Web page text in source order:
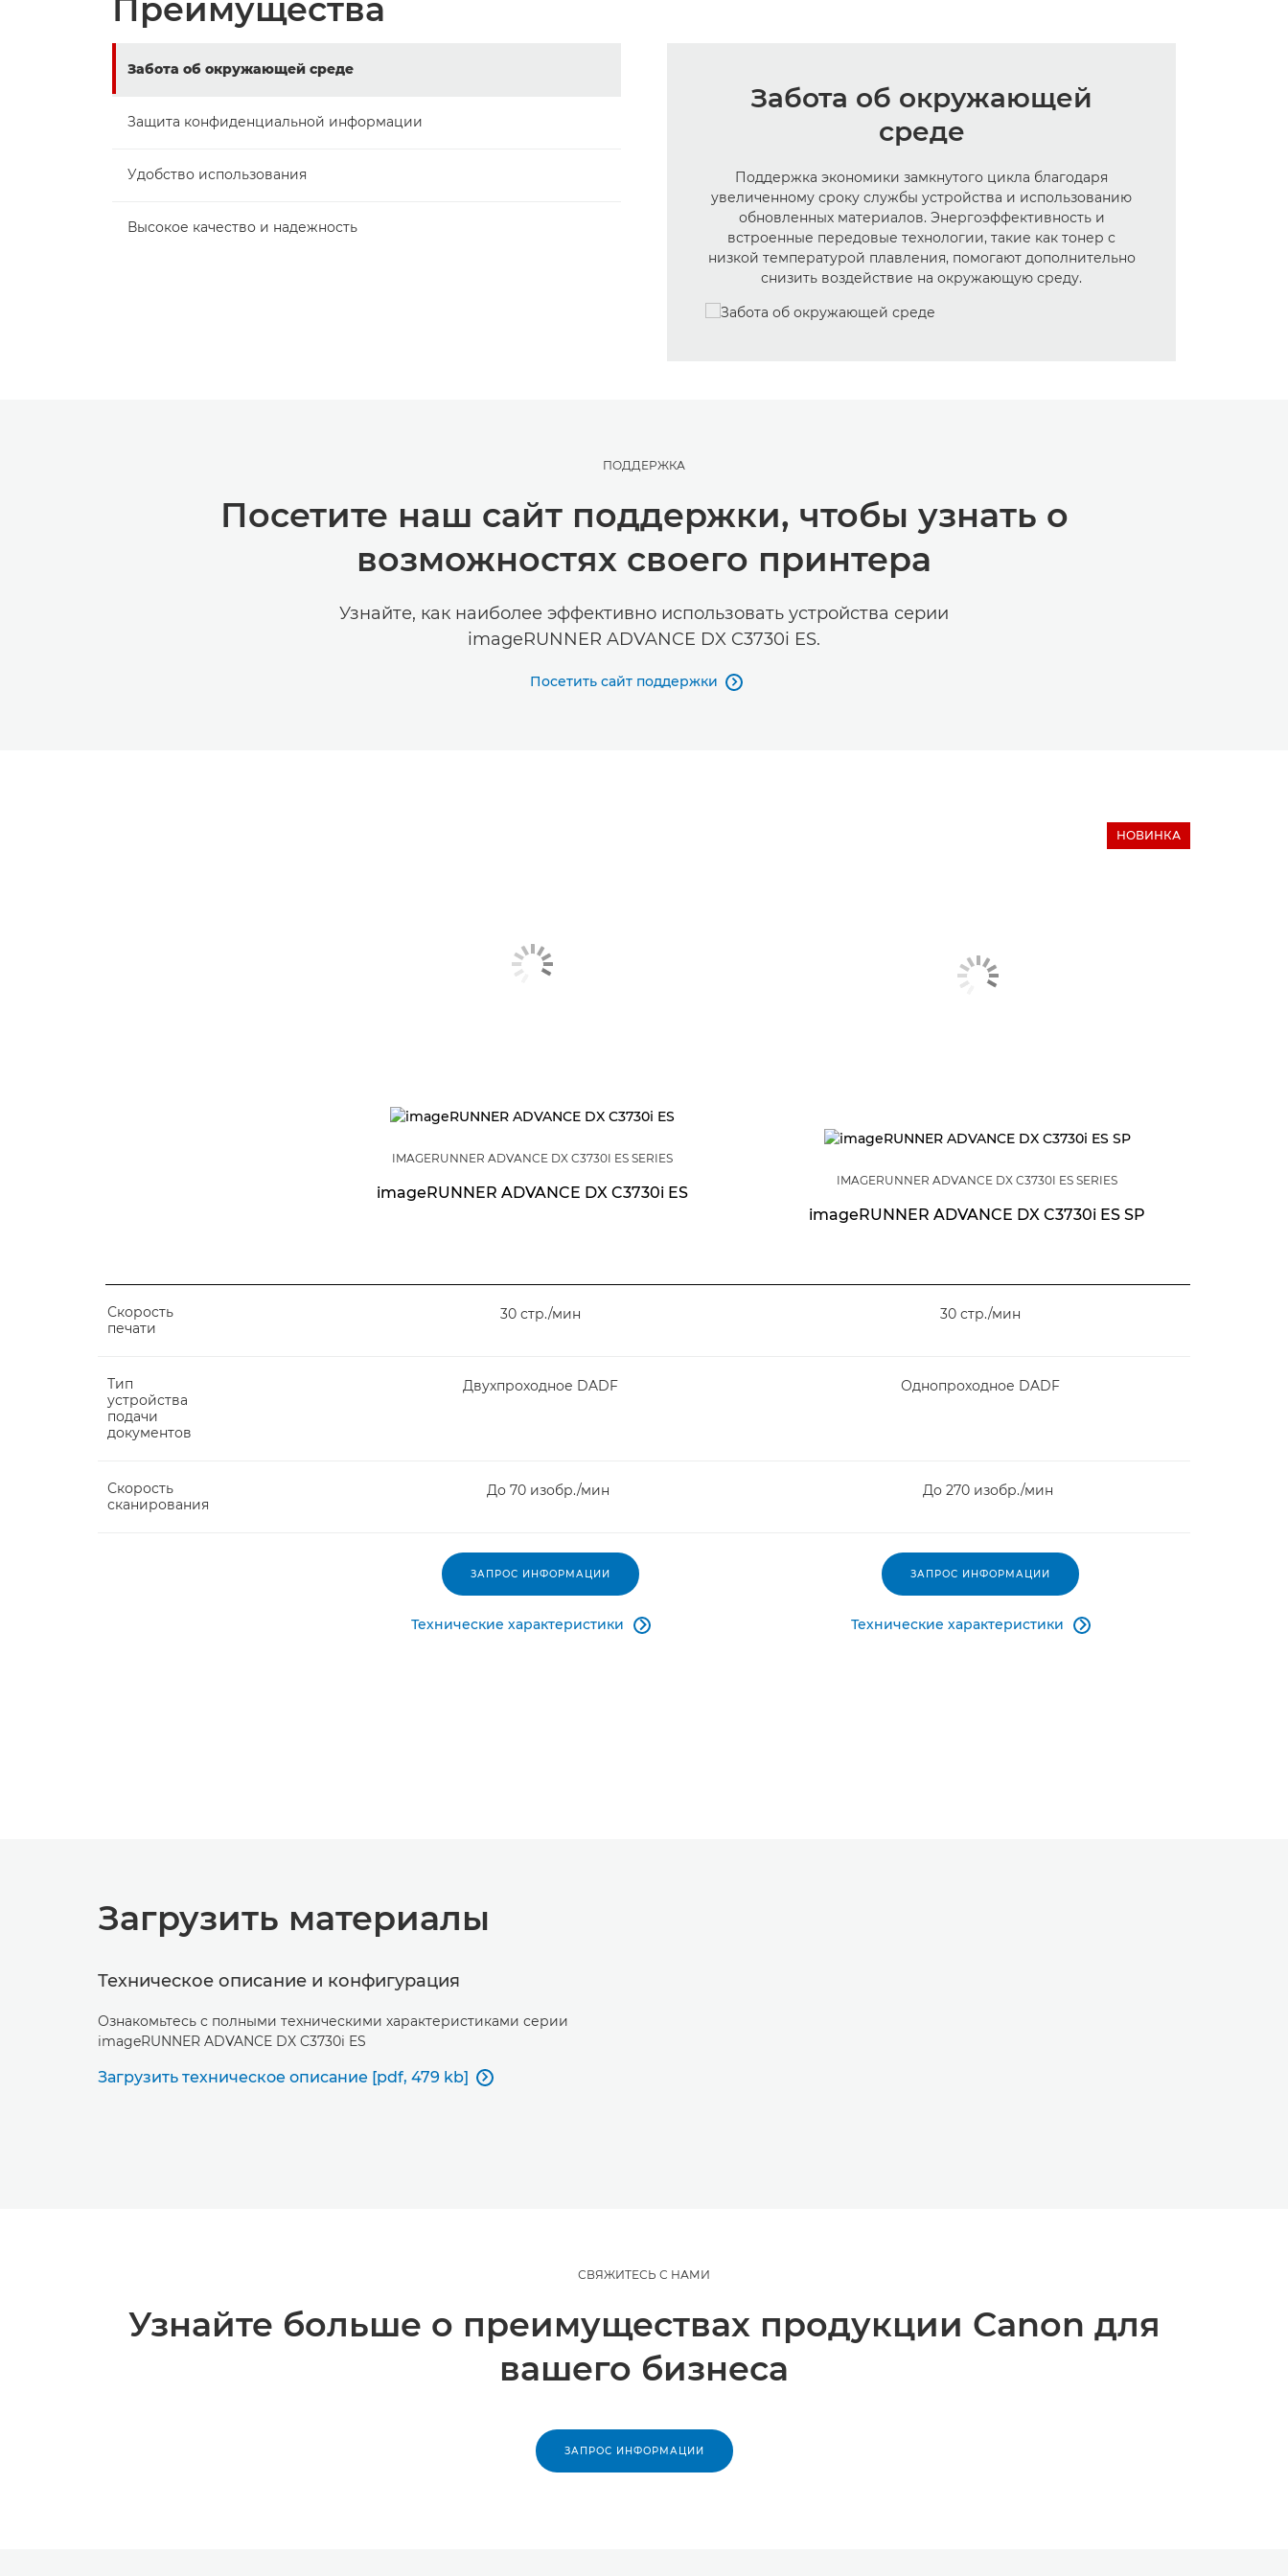
Преимущества
Забота об окружающей среде
Защита конфиденциальной информации
Удобство использования
Высокое качество и надежность
Забота об окружающей
среде
Поддержка экономики замкнутого цикла благодаря
увеличенному сроку службы устройства и использованию
обновленных материалов. Энергоэффективность и
встроенные передовые технологии, такие как тонер с
низкой температурой плавления, помогают дополнительно
снизить воздействие на окружающую среду.
ПОДДЕРЖКА
Посетите наш сайт поддержки, чтобы узнать о
возможностях своего принтера
Узнайте, как наиболее эффективно использовать устройства серии
imageRUNNER ADVANCE DX C3730i ES.
Посетить сайт поддержки 
IMAGERUNNER ADVANCE DX C3730I ES SERIES
imageRUNNER ADVANCE DX C3730i ES
НОВИНКА
IMAGERUNNER ADVANCE DX C3730I ES SERIES
imageRUNNER ADVANCE DX C3730i ES SP
Скорость
печати
30 стр./мин 30 стр./мин
Тип
устройства
подачи
документов
Двухпроходное DADF Однопроходное DADF
Скорость
сканирования
До 70 изобр./мин До 270 изобр./мин
ЗАПРОС ИНФОРМАЦИИ
Технические характеристики 
ЗАПРОС ИНФОРМАЦИИ
Технические характеристики 
Загрузить материалы
Техническое описание и конфигурация
Ознакомьтесь с полными техническими характеристиками серии
imageRUNNER ADVANCE DX C3730i ES
Загрузить техническое описание [pdf, 479 kb] 
СВЯЖИТЕСЬ С НАМИ
Узнайте больше о преимуществах продукции Canon для
вашего бизнеса
ЗАПРОС ИНФОРМАЦИИ